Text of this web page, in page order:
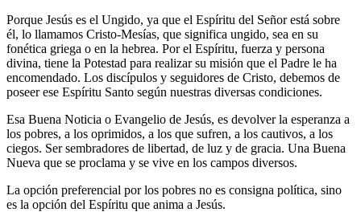
Porque Jesús es el Ungido, ya que el Espíritu del Señor está sobre
él, lo llamamos Cristo-Mesías, que significa ungido, sea en su
fonética griega o en la hebrea. Por el Espíritu, fuerza y persona
divina, tiene la Potestad para realizar su misión que el Padre le ha
encomendado. Los discípulos y seguidores de Cristo, debemos de
poseer ese Espíritu Santo según nuestras diversas condiciones.
Esa Buena Noticia o Evangelio de Jesús, es devolver la esperanza a
los pobres, a los oprimidos, a los que sufren, a los cautivos, a los
ciegos. Ser sembradores de libertad, de luz y de gracia. Una Buena
Nueva que se proclama y se vive en los campos diversos.
La opción preferencial por los pobres no es consigna política, sino
es la opción del Espíritu que anima a Jesús.